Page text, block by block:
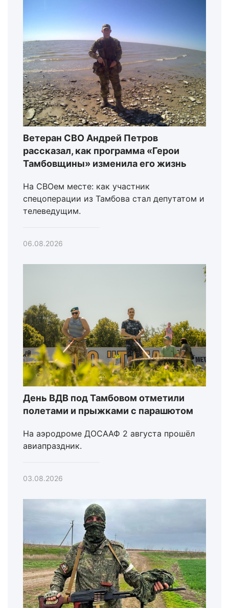
Ветеран СВО Андрей Петров
рассказал, как программа «Герои
Тамбовщины» изменила его жизнь
На СВОем месте: как участник
спецоперации из Тамбова стал депутатом и
телеведущим.
06.08.2026
День ВДВ под Тамбовом отметили
полетами и прыжками с парашютом
На аэродроме ДОСААФ 2 августа прошёл
авиапраздник.
03.08.2026